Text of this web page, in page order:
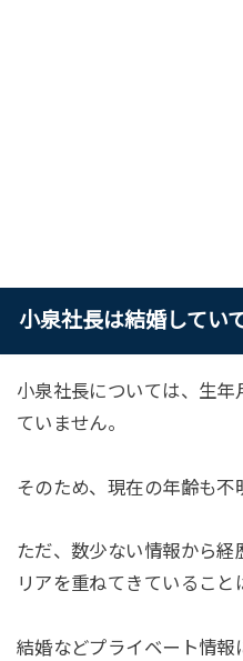
小泉社長は結婚してい
小泉社長については、生
ていません。
そのため、現在の年齢も不
ただ、数少ない情報から経
リアを重ねてきていること
結婚などプライベート情報